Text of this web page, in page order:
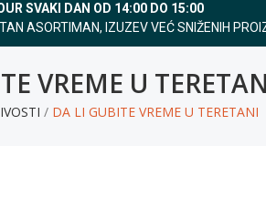
SVAKI DAN OD 14:00 DO 15:00
ASORTIMAN, IZUZEV VEĆ SNIŽENIH
VREME U
DA LI GUBITE VREME U TERETANI